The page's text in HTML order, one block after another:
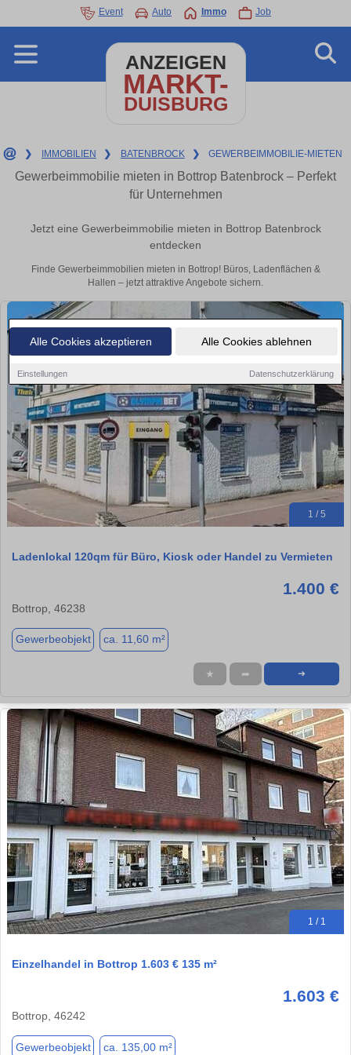
Alle Cookies akzeptieren Alle Cookies ablehnen
Einstellungen Datenschutzerklärung
Event Auto Immo Job
ANZEIGEN
MARKT-
DUISBURG
❯ IMMOBILIEN ❯ BATENBROCK ❯ GEWERBEIMMOBILIE-MIETEN
Gewerbeimmobilie mieten in Bottrop Batenbrock – Perfekt
für Unternehmen
Jetzt eine Gewerbeimmobilie mieten in Bottrop Batenbrock
entdecken
Finde Gewerbeimmobilien mieten in Bottrop! Büros, Ladenflächen &
Hallen – jetzt attraktive Angebote sichern.
1 / 5
Ladenlokal 120qm für Büro, Kiosk oder Handel zu Vermieten
1.400 €
Bottrop, 46238
Gewerbeobjekt ca. 11,60 m²
★ ➦ ➜
1 / 1
Einzelhandel in Bottrop 1.603 € 135 m²
1.603 €
Bottrop, 46242
Gewerbeobjekt ca. 135,00 m²